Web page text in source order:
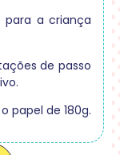
para a criança
de passo
papel de 180g.